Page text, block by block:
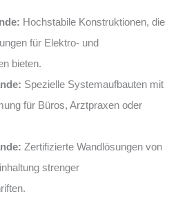
Hochstabile Konstruktionen, die
für Elektro- und
bieten.
Spezielle Systemaufbauten mit
für Büros, Arztpraxen oder
Zertifizierte Wandlösungen von
strenger